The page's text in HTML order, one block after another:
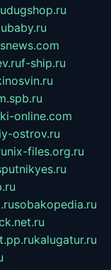
dugshop.ru
f-ship.ru
online.com
ostrov.ru
nix-files.org.ru
sobakopedia.ru
kalugatur.ru